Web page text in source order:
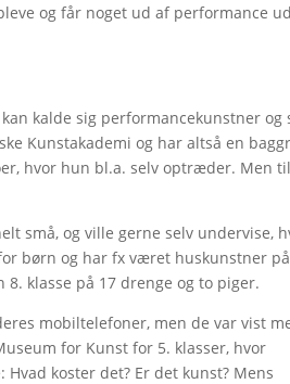
og får noget ud af performance
kalde sig performancekunstner og
Kunstakademi og har altså en
hvor hun bl.a. selv optræder. Men til
små, og ville gerne selv undervise,
børn og har fx været huskunstner på
klasse på 17 drenge og to piger.
mobiltelefoner, men de var vist
for Kunst for 5. klasser, hvor
koster det? Er det kunst? Mens